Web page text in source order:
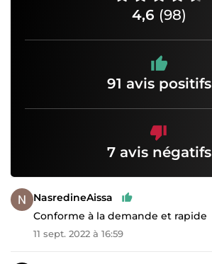
4,6 (98)
91 avis positifs
7 avis négatifs
NasredineAissa
Conforme à la demande et rapide
11 sept. 2022 à 16:59